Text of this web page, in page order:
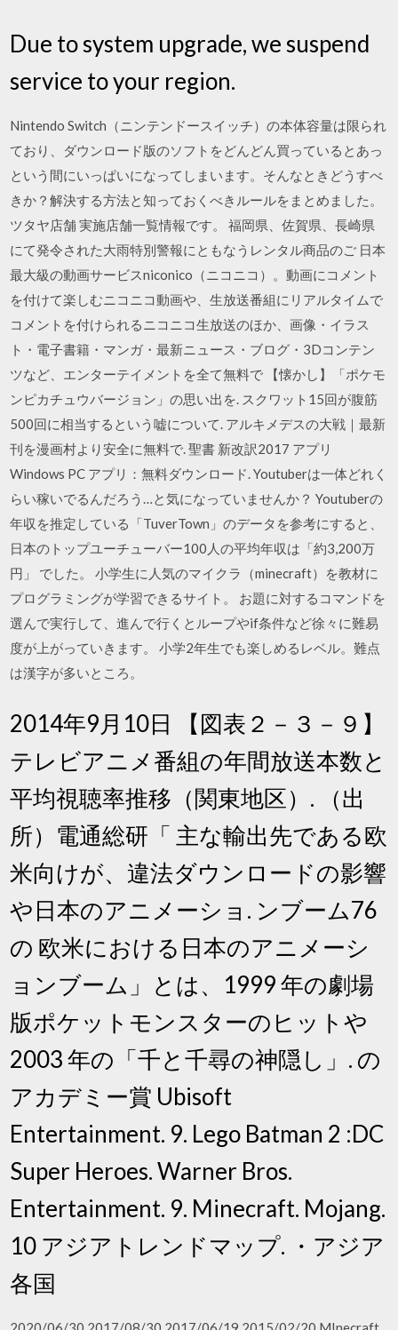
Due to system upgrade, we suspend
service to your region.
Nintendo Switch（ニンテンドースイッチ）の本体容量は限られ
ており、ダウンロード版のソフトをどんどん買っているとあっ
という間にいっぱいになってしまいます。そんなときどうすべ
きか？解決する方法と知っておくべきルールをまとめました。
ツタヤ店舗 実施店舗一覧情報です。 福岡県、佐賀県、長崎県
にて発令された大雨特別警報にともなうレンタル商品のご 日本
最大級の動画サービスniconico（ニコニコ）。動画にコメント
を付けて楽しむニコニコ動画や、生放送番組にリアルタイムで
コメントを付けられるニコニコ生放送のほか、画像・イラス
ト・電子書籍・マンガ・最新ニュース・ブログ・3Dコンテン
ツなど、エンターテイメントを全て無料で 【懐かし】「ポケモ
ンピカチュウバージョン」の思い出を. スクワット15回が腹筋
500回に相当するという嘘について. アルキメデスの大戦｜最新
刊を漫画村より安全に無料で. 聖書 新改訳2017 アプリ
Windows PC アプリ：無料ダウンロード. Youtuberは一体どれく
らい稼いでるんだろう…と気になっていませんか？ Youtuberの
年収を推定している「TuverTown」のデータを参考にすると、
日本のトップユーチューバー100人の平均年収は「約3,200万
円」 でした。 小学生に人気のマイクラ（minecraft）を教材に
プログラミングが学習できるサイト。 お題に対するコマンドを
選んで実行して、進んで行くとループやif条件など徐々に難易
度が上がっていきます。 小学2年生でも楽しめるレベル。難点
は漢字が多いところ。
2014年9月10日 【図表２－３－９】
テレビアニメ番組の年間放送本数と
平均視聴率推移（関東地区）. （出
所）電通総研「 主な輸出先である欧
米向けが、違法ダウンロードの影響
や日本のアニメーショ. ンブーム76
の 欧米における日本のアニメーシ
ョンブーム」とは、1999 年の劇場
版ポケットモンスターのヒットや
2003 年の「千と千尋の神隠し」. の
アカデミー賞 Ubisoft
Entertainment. 9. Lego Batman 2 :DC
Super Heroes. Warner Bros.
Entertainment. 9. Minecraft. Mojang.
10 アジアトレンドマップ. ・アジア
各国